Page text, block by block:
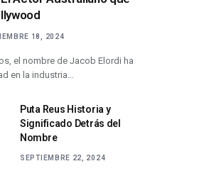
18, 2024
el nombre de Jacob Elordi ha
en la industria…
Puta Reus Historia y
Significado Detrás del
Nombre
SEPTIEMBRE 22, 2024